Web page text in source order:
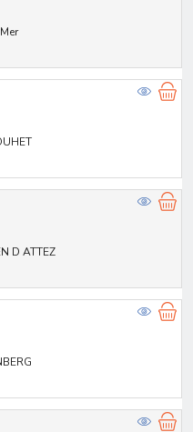
D ATTEZ